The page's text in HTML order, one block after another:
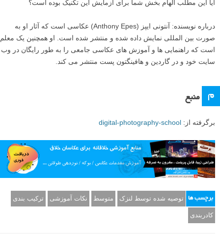
های افراد را با سایه های تاریک اطراف آن کادربندی کرده ام. این کاری است
که کادربندی طبیعی به ما می گوید انجام دهیم –استفاده از یک کادر برای
جلب توجه بیننده به سمت سوژه اصلی عکس.
دارم. من عاشق عکاسی از هر چیز بسیار عادی ای هستم – مانند آدامس های
و بازی کردن با اَشکال آنها. این نیز راه دیگری برای کمک به آموزش شما
برای تمرین تجزیه کردن دنیا به مولفه های متعدد است، به طوری که شما
پس از آن می توانید شروع به سازماندهی آنها به شیوه ای سازنده تر کنید.
شما می توانید از این هم فراتر رفته و کادر را تنها بخشی از تصویر خود کنید،
نه کل آن. حتی می تواند تنها اشاره ای (القایی) از یک کادر باشد، مانند کاری
که من در اینجا انجام دادم.